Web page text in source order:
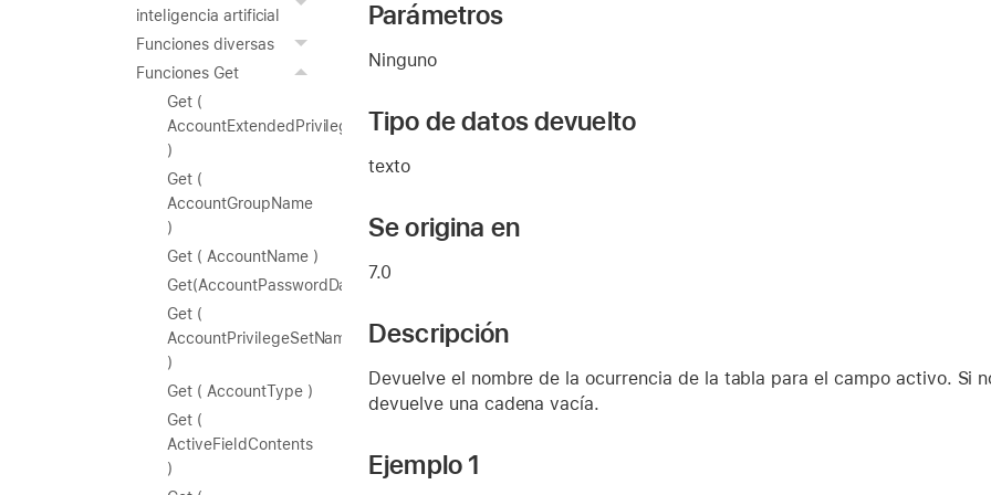
inteligencia artificial
Funciones diversas
Funciones Get
Get (
AccountExtendedPrivileges
)
Get (
AccountGroupName
)
Get ( AccountName )
Get(AccountPasswordDaysRemaining)
Get (
AccountPrivilegeSetName
)
Get ( AccountType )
Get (
ActiveFieldContents
)
Parámetros
Ninguno
Tipo de datos devuelto
texto
Se origina en
7.0
Descripción
Devuelve el nombre de la ocurrencia de la tabla para el campo activo. Si
devuelve una cadena vacía.
Ejemplo 1